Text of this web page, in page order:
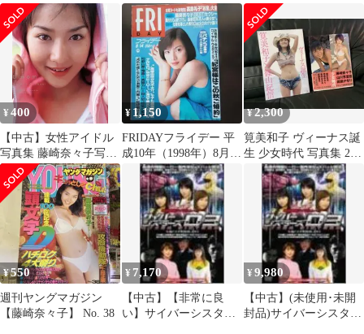
ーグ [DVD]
子 初版帯付
トロ 1996年 1997
年 3
¥400
【中古】女性アイドル
写真集 藤崎奈々子写真
集 ブルーム
¥ 1,150
FRIDAYフライデー 平
成10年（1998年）8月14
日号 表紙 加藤あい
¥2,300
筧美和子 ヴィーナス誕
生 少女時代 写真集 2冊
セット
¥550
週刊ヤングマガジン
【藤崎奈々子】 No. 38
¥ 7,170
【中古】【非常に良
い】サイバーシスター
¥9,980
【中古】(未使用･未開
封品)サイバーシスター